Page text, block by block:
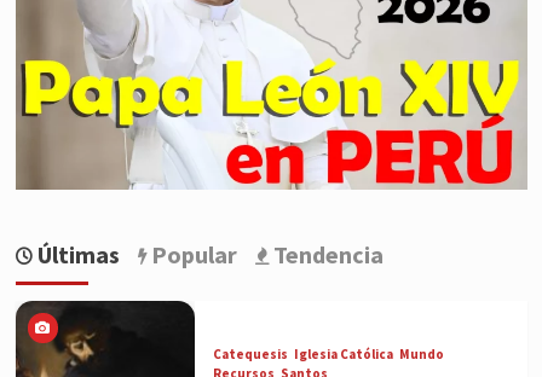
Últimas Popular Tendencia
Catequesis Iglesia Católica Mundo
Recursos Santos